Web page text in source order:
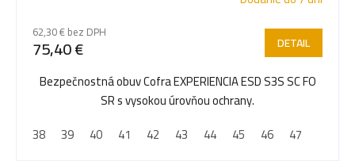
62,30 € bez DPH
75,40 € DETAIL
Bezpečnostná obuv Cofra EXPERIENCIA ESD S3S SC FO
SR s vysokou úrovňou ochrany.
38
39 40 41 42 43 44 45 46 47